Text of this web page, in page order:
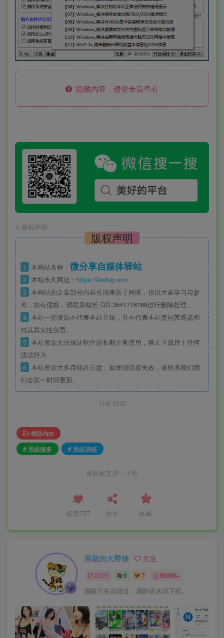
隐藏内容，请登录后查看
© 版权声明
版权声明
1 本网站名称： 微分享自媒体驿站
2 本站永久网址： https://ksvlog.com
3 本网站的文章部分内容可能来源于网络，仅供大家学习与参
考，如有侵权，请联系站长 QQ:3541716168进行删除处理。
4 本站一切资源不代表本站立场，并不代表本站赞同其观点和
对其真实性负责。
5 本站资源无法保证软件能长期正常使用，禁止下载用于任何
违法行为
6 本站资源大多存储在云盘，如发现链接失效，请联系我们我
们会第一时间更新。
THE END
精品App
# 系统服务
# 系统调校
喜欢就支持一下吧
点赞 737 分享 收藏
勇敢的大野狼 关注
2320 9 7 963W+
酒醒只在花前坐，酒醉还来花下眠。